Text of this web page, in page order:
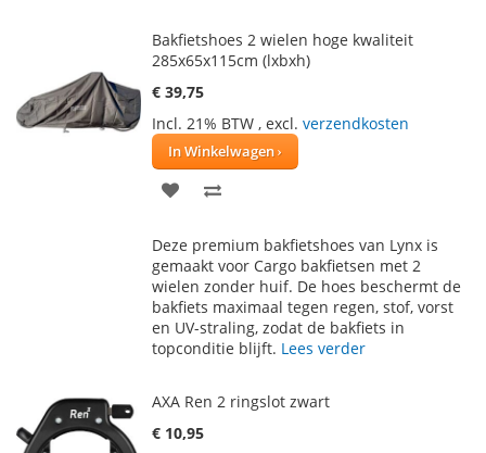
Bakfietshoes 2 wielen hoge kwaliteit
285x65x115cm (lxbxh)
€ 39,75
Incl. 21% BTW , excl. verzendkosten
In Winkelwagen
VOEG
AAN
VERLANGLIJST
TE
VERGELIJKEN
Deze premium bakfietshoes van Lynx is
gemaakt voor Cargo bakfietsen met 2
wielen zonder huif. De hoes beschermt de
bakfiets maximaal tegen regen, stof, vorst
en UV-straling, zodat de bakfiets in
topconditie blijft. Lees verder
AXA Ren 2 ringslot zwart
€ 10,95